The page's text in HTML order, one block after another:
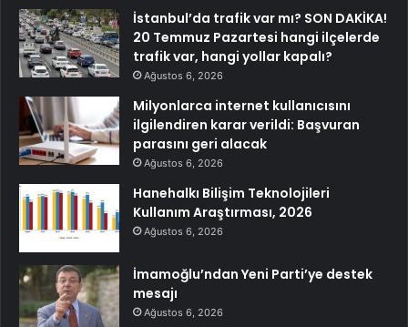
İstanbul’da trafik var mı? SON DAKİKA!
20 Temmuz Pazartesi hangi ilçelerde
trafik var, hangi yollar kapalı?
Ağustos 6, 2026
Milyonlarca internet kullanıcısını
ilgilendiren karar verildi: Başvuran
parasını geri alacak
Ağustos 6, 2026
Hanehalkı Bilişim Teknolojileri
Kullanım Araştırması, 2026
Ağustos 6, 2026
İmamoğlu’ndan Yeni Parti’ye destek
mesajı
Ağustos 6, 2026